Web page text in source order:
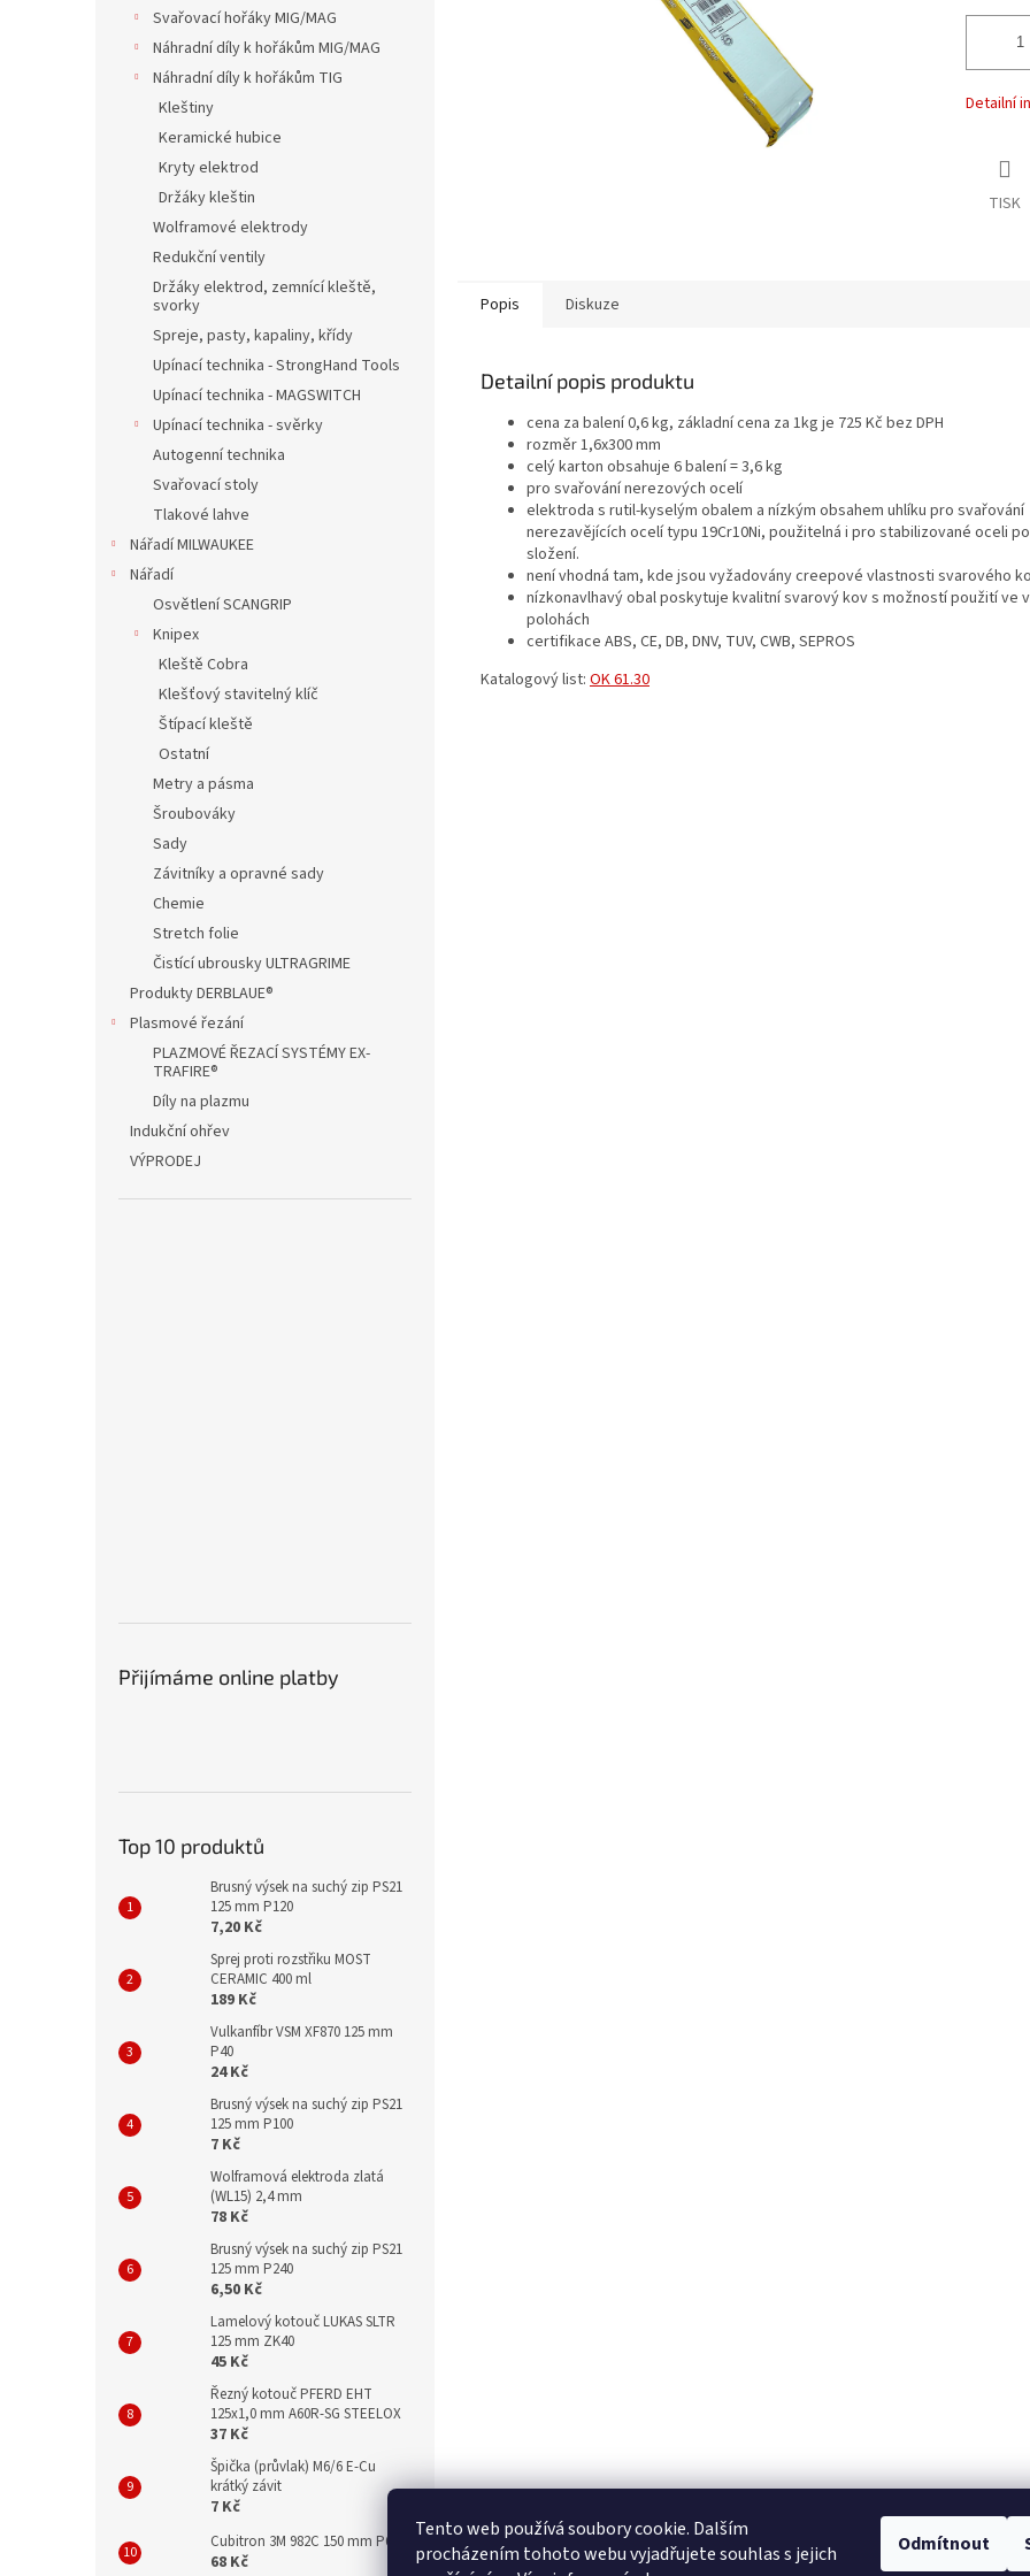
Tento web používá soubory cookie. Dalším
procházením tohoto webu vyjadřujete souhlas s jejich
Odmítnout
Svařovací hořáky MIG/MAG
Náhradní díly k hořákům MIG/MAG
Náhradní díly k hořákům TIG
Kleštiny
Keramické hubice
Kryty elektrod
Držáky kleštin
Wolframové elektrody
Redukční ventily
Držáky elektrod, zemnící kleště,
svorky
Spreje, pasty, kapaliny, křídy
Upínací technika - StrongHand Tools
Upínací technika - MAGSWITCH
Upínací technika - svěrky
Autogenní technika
Svařovací stoly
Tlakové lahve
Nářadí MILWAUKEE
Nářadí
Osvětlení SCANGRIP
Knipex
Kleště Cobra
Klešťový stavitelný klíč
Štípací kleště
Ostatní
Metry a pásma
Šroubováky
Sady
Závitníky a opravné sady
Chemie
Stretch folie
Čistící ubrousky ULTRAGRIME
Produkty DERBLAUE®
Plasmové řezání
PLAZMOVÉ ŘEZACÍ SYSTÉMY EX-
TRAFIRE®
Díly na plazmu
Indukční ohřev
VÝPRODEJ
Přijímáme online platby
Top 10 produktů
Brusný výsek na suchý zip PS21
125 mm P120
7,20 Kč
Sprej proti rozstřiku MOST
CERAMIC 400 ml
189 Kč
Vulkanfíbr VSM XF870 125 mm
P40
24 Kč
Brusný výsek na suchý zip PS21
125 mm P100
7 Kč
Wolframová elektroda zlatá
(WL15) 2,4 mm
78 Kč
Brusný výsek na suchý zip PS21
125 mm P240
6,50 Kč
Lamelový kotouč LUKAS SLTR
125 mm ZK40
45 Kč
Řezný kotouč PFERD EHT
125x1,0 mm A60R-SG STEELOX
37 Kč
Špička (průvlak) M6/6 E-Cu
krátký závit
7 Kč
Cubitron 3M 982C 150 mm P60
68 Kč
Detailní
TISK
Popis Diskuze
Detailní popis produktu
cena za balení 0,6 kg, základní cena za 1kg je 725 Kč bez DPH
rozměr 1,6x300 mm
celý karton obsahuje 6 balení = 3,6 kg
pro svařování nerezových ocelí
elektroda s rutil-kyselým obalem a nízkým obsahem uhlíku pro svařování
nerezavějících ocelí typu 19Cr10Ni, použitelná i pro stabilizované oceli
složení.
není vhodná tam, kde jsou vyžadovány creepové vlastnosti svarového
nízkonavlhavý obal poskytuje kvalitní svarový kov s možností použití ve
polohách
certifikace ABS, CE, DB, DNV, TUV, CWB, SEPROS
Katalogový list: OK 61.30